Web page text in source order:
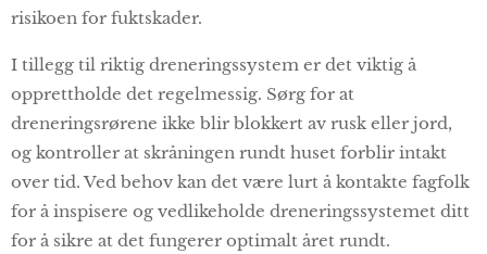
risikoen for fuktskader.
I tillegg til riktig dreneringssystem er det viktig å
opprettholde det regelmessig. Sørg for at
dreneringsrørene ikke blir blokkert av rusk eller jord,
og kontroller at skråningen rundt huset forblir intakt
over tid. Ved behov kan det være lurt å kontakte fagfolk
for å inspisere og vedlikeholde dreneringssystemet ditt
for å sikre at det fungerer optimalt året rundt.